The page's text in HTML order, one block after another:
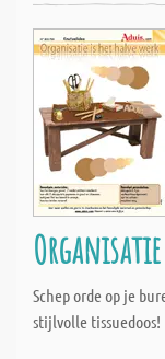
Schep orde op je
stijlvolle tissuedoos!